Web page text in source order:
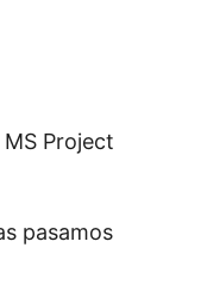
Project
pasamos